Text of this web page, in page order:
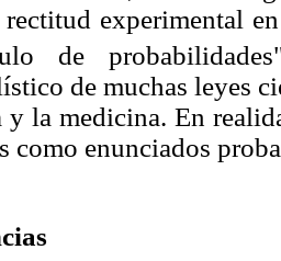
rectitud experimental
de
de muchas leyes
la medicina. En
como enunciados